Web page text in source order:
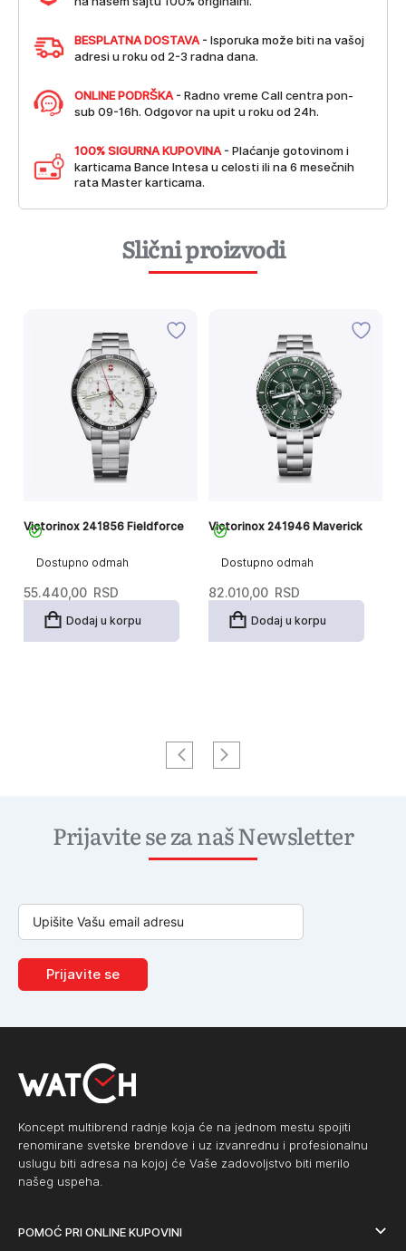
BESPLATNA DOSTAVA - Isporuka može biti na vašoj
adresi u roku od 2-3 radna dana.
ONLINE PODRŠKA - Radno vreme Call centra pon-
sub 09-16h. Odgovor na upit u roku od 24h.
100% SIGURNA KUPOVINA - Plaćanje gotovinom i
karticama Bance Intesa u celosti ili na 6 mesečnih
rata Master karticama.
Slični proizvodi
Dostupno odmah
Victorinox 241856 Fieldforce
55.440,00 RSD
Dodaj u korpu
Dostupno odmah
Victorinox 241946 Maverick
82.010,00 RSD
Dodaj u korpu
Prijavite se za naš Newsletter
Prijavite se
Koncept multibrend radnje koja će na jednom mestu spojiti
renomirane svetske brendove i uz izvanrednu i profesionalnu
uslugu biti adresa na kojoj će Vaše zadovoljstvo biti merilo
našeg uspeha.
POMOĆ PRI ONLINE KUPOVINI